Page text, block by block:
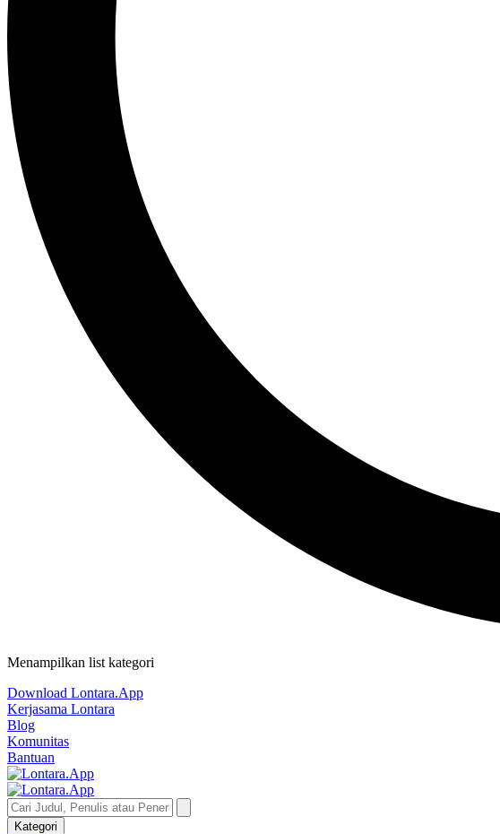
Menampilkan list kategori
Download Lontara.App
Kerjasama Lontara
Blog
Komunitas
Bantuan
Kategori